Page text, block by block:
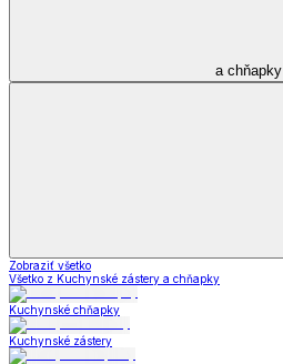
a chňapky
Zobraziť všetko
Všetko z Kuchynské zástery a chňapky
Kuchynské chňapky
Kuchynské zástery